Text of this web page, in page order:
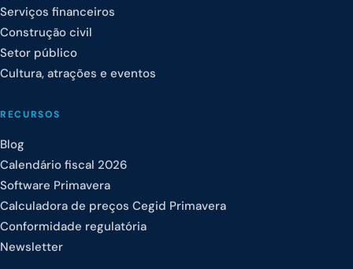
Serviços financeiros
Construção civil
Setor público
Cultura, atrações e eventos
RECURSOS
Blog
Calendário fiscal 2026
Software Primavera
Calculadora de preços Cegid Primavera
Conformidade regulatória
Newsletter